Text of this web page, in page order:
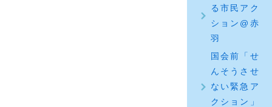
る市民アク
ション@赤
羽
国会前「せ
んそうさせ
ない緊急ア
クション」